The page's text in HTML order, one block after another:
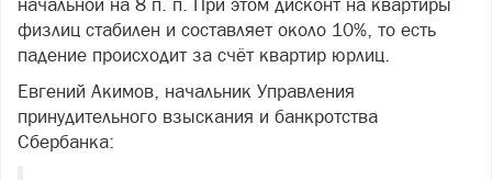
начальной на 8 п. п. При этом дисконт на квартиры
физлиц стабилен и составляет около 10%, то есть
падение происходит за счёт квартир юрлиц.
Евгений Акимов, начальник Управления
принудительного взыскания и банкротства
Сбербанка: